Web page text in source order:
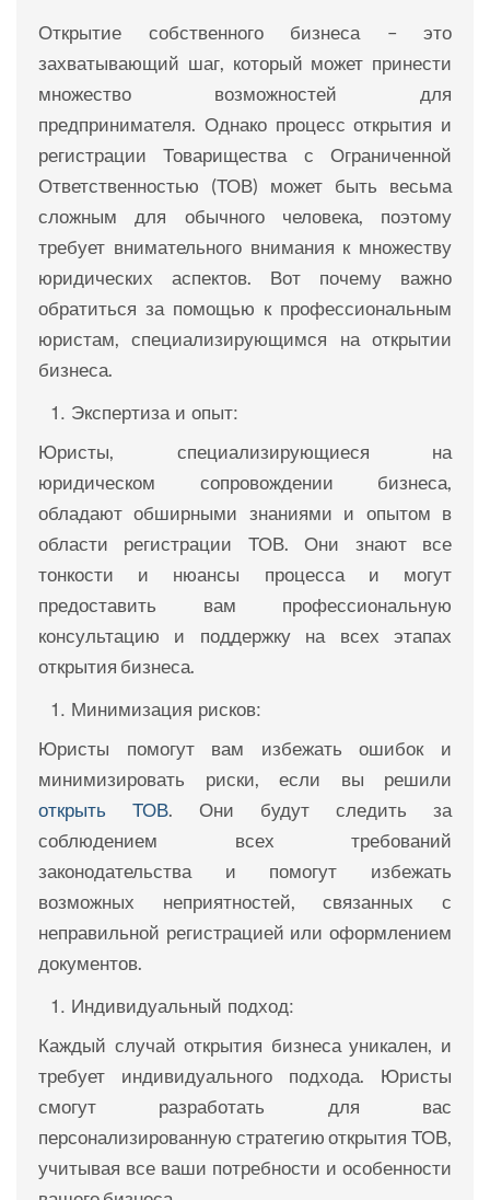
Открытие собственного бизнеса – это
захватывающий шаг, который может принести
множество возможностей для
предпринимателя. Однако процесс открытия и
регистрации Товарищества с Ограниченной
Ответственностью (ТОВ) может быть весьма
сложным для обычного человека, поэтому
требует внимательного внимания к множеству
юридических аспектов. Вот почему важно
обратиться за помощью к профессиональным
юристам, специализирующимся на открытии
бизнеса.
Экспертиза и опыт:
Юристы, специализирующиеся на
юридическом сопровождении бизнеса,
обладают обширными знаниями и опытом в
области регистрации ТОВ. Они знают все
тонкости и нюансы процесса и могут
предоставить вам профессиональную
консультацию и поддержку на всех этапах
открытия бизнеса.
Минимизация рисков:
Юристы помогут вам избежать ошибок и
минимизировать риски, если вы решили
открыть ТОВ. Они будут следить за
соблюдением всех требований
законодательства и помогут избежать
возможных неприятностей, связанных с
неправильной регистрацией или оформлением
документов.
Индивидуальный подход:
Каждый случай открытия бизнеса уникален, и
требует индивидуального подхода. Юристы
смогут разработать для вас
персонализированную стратегию открытия ТОВ,
учитывая все ваши потребности и особенности